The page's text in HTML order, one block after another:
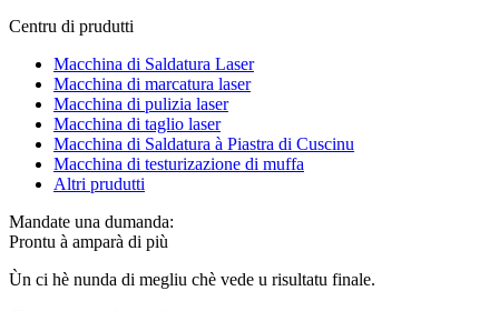
Centru di prudutti
Macchina di Saldatura Laser
Macchina di marcatura laser
Macchina di pulizia laser
Macchina di taglio laser
Macchina di Saldatura à Piastra di Cuscinu
Macchina di testurizazione di muffa
Altri prudutti
Mandate una dumanda:
Prontu à amparà di più
Ùn ci hè nunda di megliu chè vede u risultatu finale.